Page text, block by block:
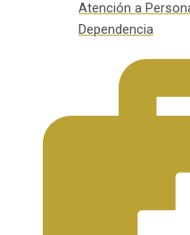
Atención a
Dependencia